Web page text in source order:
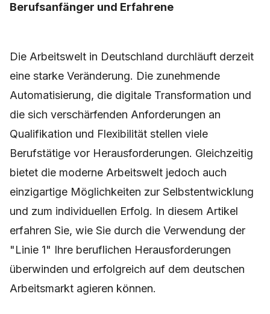
Berufsanfänger und Erfahrene
Die Arbeitswelt in Deutschland durchläuft derzeit
eine starke Veränderung. Die zunehmende
Automatisierung, die digitale Transformation und
die sich verschärfenden Anforderungen an
Qualifikation und Flexibilität stellen viele
Berufstätige vor Herausforderungen. Gleichzeitig
bietet die moderne Arbeitswelt jedoch auch
einzigartige Möglichkeiten zur Selbstentwicklung
und zum individuellen Erfolg. In diesem Artikel
erfahren Sie, wie Sie durch die Verwendung der
"Linie 1" Ihre beruflichen Herausforderungen
überwinden und erfolgreich auf dem deutschen
Arbeitsmarkt agieren können.